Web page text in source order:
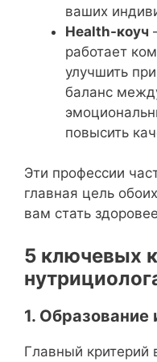
ваших
Health-коуч
работает
улучшить
баланс
повысить
Эти профессии
главная цель
вам стать
5 ключевых
1. Образование
Главный